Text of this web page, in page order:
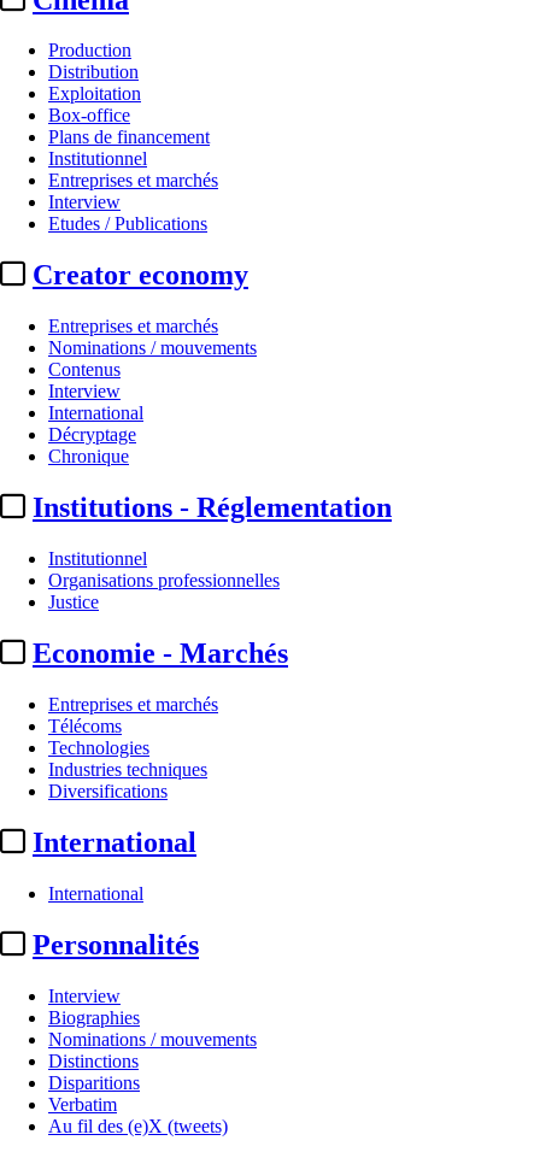
Production
Distribution
Exploitation
Box-office
Plans de financement
Institutionnel
Entreprises et marchés
Interview
Etudes / Publications
Creator economy
Entreprises et marchés
Nominations / mouvements
Contenus
Interview
International
Décryptage
Chronique
Institutions - Réglementation
Institutionnel
Organisations professionnelles
Justice
Economie - Marchés
Entreprises et marchés
Télécoms
Technologies
Industries techniques
Diversifications
International
International
Personnalités
Interview
Biographies
Nominations / mouvements
Distinctions
Disparitions
Verbatim
Au fil des (e)X (tweets)